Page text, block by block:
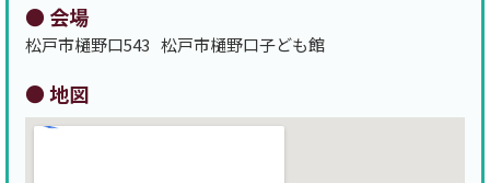
● 会場
松戸市樋野口543 松戸市樋野口子ども館
● 地図